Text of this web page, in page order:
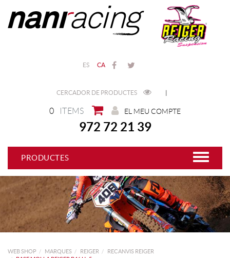
ES CA
CERCADOR DE PRODUCTES |
0 ITEMS EL MEU COMPTE
972 72 21 39
PRODUCTES
WEB SHOP MARQUES REIGER
RECANVIS REIGER